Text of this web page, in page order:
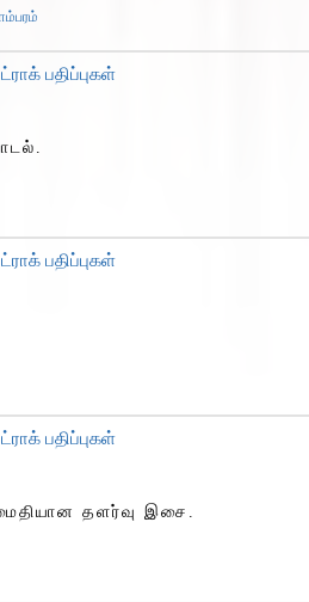
பதிப்புகள்
பதிப்புகள்
பதிப்புகள்
தளர்வு இசை.